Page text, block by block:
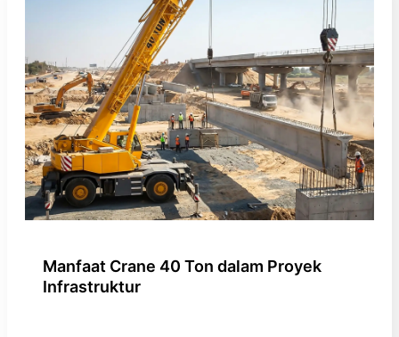
Manfaat Crane 40 Ton dalam Proyek
Infrastruktur